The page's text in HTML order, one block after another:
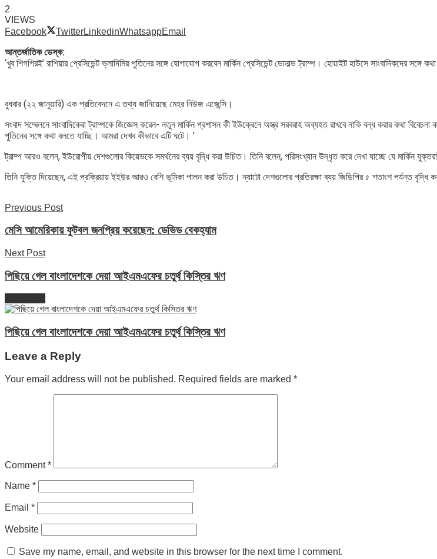
2
VIEWS
Facebook
TwitterLinkedinWhatsappEmail
আন্তর্জাতিক ডেস্ক:
‘খুব শিগগিরই’ রাশিয়ার প্রেসিডেন্ট ভ্লাদিমির পুতিনের সঙ্গে যোগাযোগ করবেন মার্কিন প্রেসিডেন্ট ডোনাল্ড ট্রাম্প। হোয়াইট হাউসে সাংবাদিকদের
বুধবার (২২ জানুয়ারি) এক প্রতিবেদনে এ তথ্য জানিয়েছে মেহর নিউজ এজেন্সি।
সংবাদ সম্মেলনে সাংবাদিকেরা ট্রাম্পকে জিজ্ঞেস করেন- নতুন মার্কিন প্রশাসন কী ইউক্রেনে অস্ত্র সরবরাহ অব্যহত রাখবে নাকি বন্ধ করার কথা
পুতিনের সঙ্গে কথা বলতে যাচ্ছি। আমরা দেখব কীভাবে এটি ঘটে। ’
ট্রাম্প আরও বলেন, ইউরোপীয় দেশগুলোর কিয়েভকে সমর্থনের ব্যয় বৃদ্ধি করা উচিত। তিনি বলেন, পরিসংখ্যান উদ্ধৃত করে দেখা যাচ্ছে যে মার্কিন
তিনি যুক্তি দিয়েছেন, এই প্রক্রিয়ায় ইইউর আরও বেশি ভূমিকা পালন করা উচিত। ন্যাটো দেশগুলোর প্রতিরক্ষা ব্যয় জিডিপির ৫ শতাংশ পর্যন্ত বৃদ্ধি
Previous Post
মেসি আমেরিকায় ফুটবল জনপ্রিয় করেছেন: ডেভিড বেকহ্যাম
Next Post
পিছিয়ে গেল বাংলাদেশকে দেয়া আইএমএফের চতুর্থ কিস্তির ঋণ
পিছিয়ে গেল বাংলাদেশকে দেয়া আইএমএফের চতুর্থ কিস্তির ঋণ
Leave a Reply
Your email address will not be published. Required fields are marked *
Comment*
Name *
Email *
Website
Save my name, email, and website in this browser for the next time I comment.